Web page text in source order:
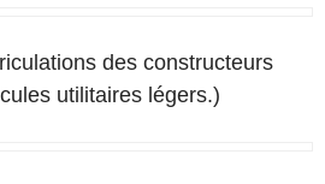
des constructeurs
utilitaires légers.)